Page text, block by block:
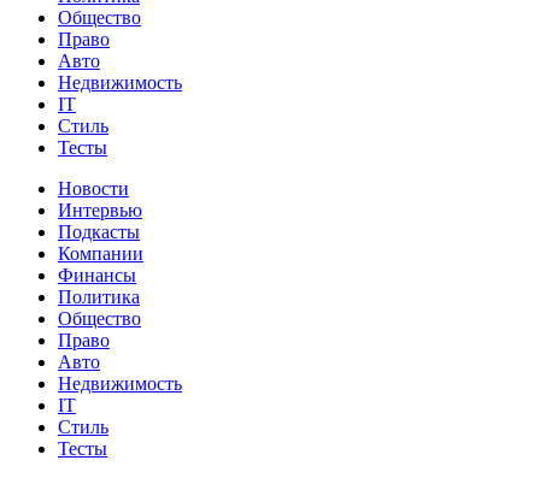
Общество
Право
Авто
Недвижимость
IT
Стиль
Тесты
Новости
Интервью
Подкасты
Компании
Финансы
Политика
Общество
Право
Авто
Недвижимость
IT
Стиль
Тесты